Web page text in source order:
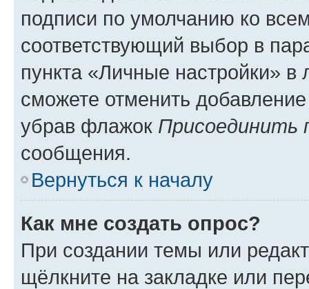
подписи по умолчанию ко
соответствующий выбор в
пункта «Личные настройки»
сможете отменить
убрав флажок Присоединить
сообщения.
Вернуться к началу
Как мне создать опрос?
При создании темы или
щёлкните на закладке или